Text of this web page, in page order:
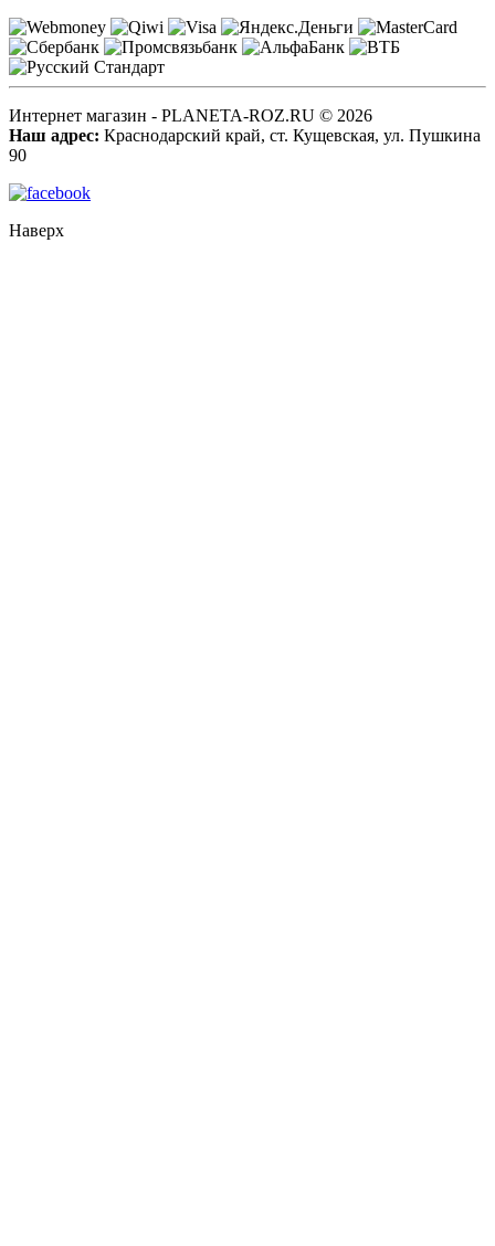
Интернет магазин - PLANETA-ROZ.RU © 2026
Наш адрес: Краснодарский край, ст. Кущевская, ул. Пушкина
90
Наверх